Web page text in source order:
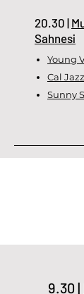
20.30 |
Sahnesi
Young
Cal
Sunny
9.30 |